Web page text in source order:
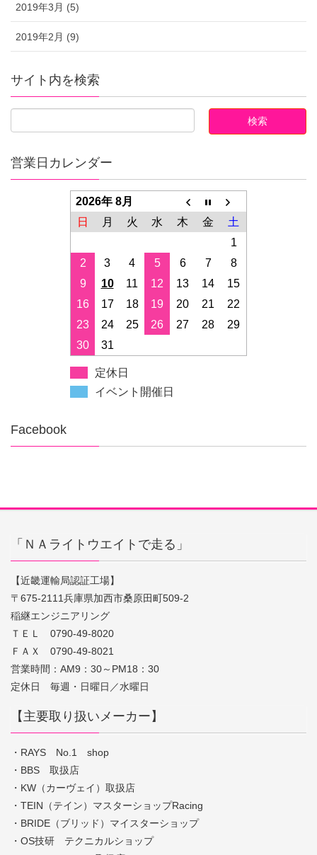
2019年3月 (5)
2019年2月 (9)
サイト内を検索
営業日カレンダー
2026年 8月
日
月 火 水 木 金
土
1
2
3 4 5 6 7
8
9
10 11 12 13 14
15
16
17 18 19 20 21
22
23
24 25 26 27 28
29
30
31
定休日
イベント開催日
Facebook
「ＮＡライトウエイトで走る」
【近畿運輸局認証工場】
〒675-2111兵庫県加西市桑原田町509-2
稲継エンジニアリング
ＴＥＬ 0790-49-8020
ＦＡＸ 0790-49-8021
営業時間：AM9：30～PM18：30
定休日 毎週・日曜日／水曜日
【主要取り扱いメーカー】
・RAYS No.1 shop
・BBS 取扱店
・KW（カーヴェイ）取扱店
・TEIN（テイン）マスターショップRacing
・BRIDE（ブリッド）マイスターショップ
・OS技研 テクニカルショップ